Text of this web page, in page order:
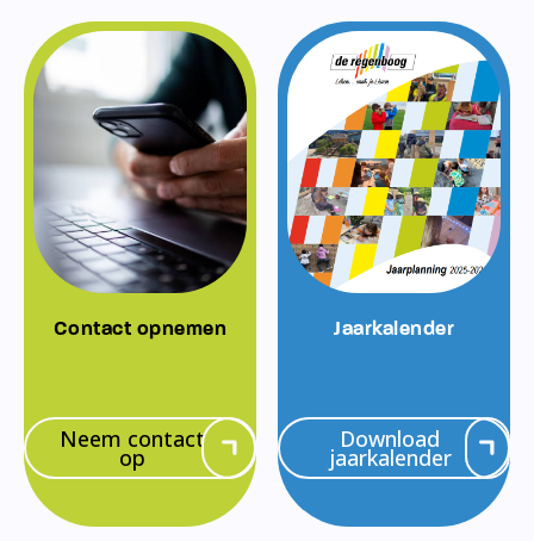
Contact opnemen
Neem contact
op
Jaarkalender
Download
jaarkalender